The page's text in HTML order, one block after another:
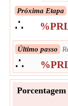
Próxima Etapa
∴
Último passo
∴